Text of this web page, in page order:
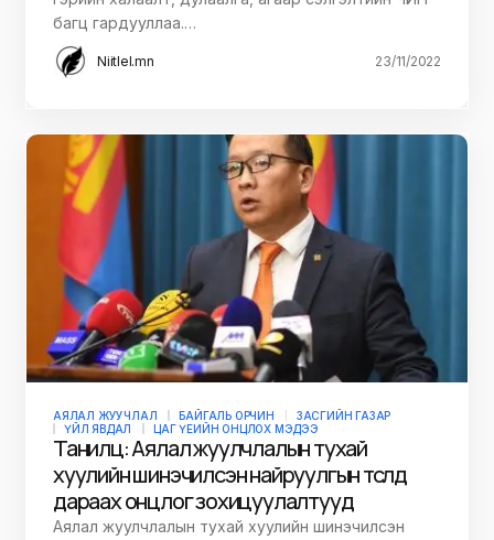
багц гардууллаа.…
Niitlel.mn 23/11/2022
АЯЛАЛ ЖУУЧЛАЛ БАЙГАЛЬ ОРЧИН
ЗАСГИЙН ГАЗАР
ҮЙЛ ЯВДАЛ
ЦАГ ҮЕИЙН ОНЦЛОХ МЭДЭЭ
Танилц: Аялал жуулчлалын тухай
хуулийн шинэчилсэн найруулгын төсөлд
дараах онцлог зохицуулалтууд
Аялал жуулчлалын тухай хуулийн шинэчилсэн